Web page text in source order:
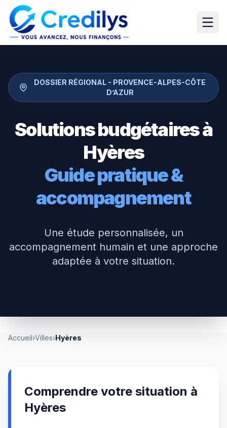
DOSSIER RÉGIONAL - PROVENCE-ALPES-CÔTE
D’AZUR
Solutions budgétaires à
Hyères
Guide pratique &
accompagnement
Une étude personnalisée, un
accompagnement humain et une approche
adaptée à votre situation.
Accueil›Villes›Hyères
Comprendre votre situation à
Hyères